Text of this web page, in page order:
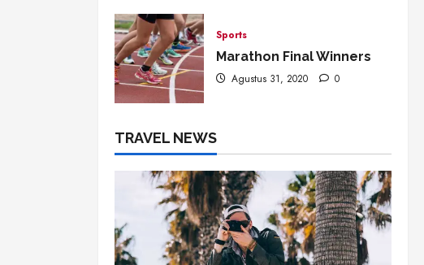
Sports
Marathon Final Winners
Agustus 31, 2020 0
TRAVEL NEWS